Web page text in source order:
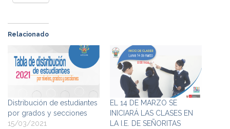
Relacionado
Distribución de estudiantes
por grados y secciones
15/03/2021
EL 14 DE MARZO SE
INICIARÁ LAS CLASES EN
LA I.E. DE SEÑORITAS